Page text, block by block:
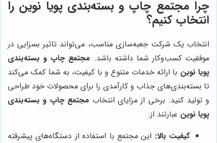
چرا مجتمع چاپ و بسته‌بندی پویا نوین را
انتخاب کنیم؟
انتخاب یک شرکت جعبه‌سازی مناسب، می‌تواند تاثیر بسزایی در
موفقیت کسب‌وکار شما داشته باشد. مجتمع چاپ و بسته‌بندی
پویا نوین با ارائه خدمات متنوع و با کیفیت، به شما کمک می‌کند
تا بسته‌بندی‌های جذاب و کارآمدی را برای محصولات خود طراحی
و تولید کنید. برخی از مزایای انتخاب مجتمع چاپ و بسته‌بندی
پویا نوین عبارتند از:
کیفیت بالا: این مجتمع با استفاده از دستگاه‌های پیشرفته